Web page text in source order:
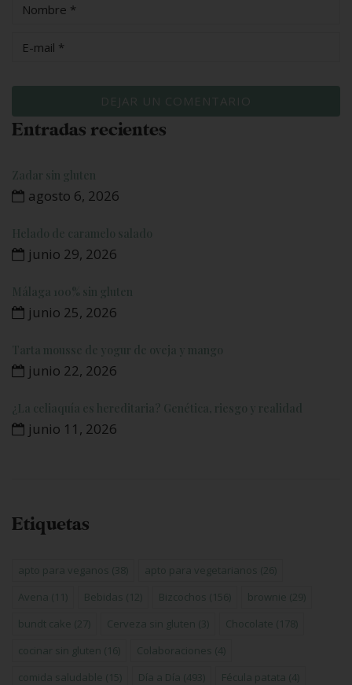
Entradas recientes
Zadar sin gluten
agosto 6, 2026
Helado de caramelo salado
junio 29, 2026
Málaga 100% sin gluten
junio 25, 2026
Tarta mousse de yogur de oveja y mango
junio 22, 2026
¿La celiaquía es hereditaria? Genética, riesgo y realidad
junio 11, 2026
Etiquetas
apto para veganos (38) apto para vegetarianos (26)
Avena (11) Bebidas (12) Bizcochos (156) brownie (29)
bundt cake (27) Cerveza sin gluten (3) Chocolate (178)
cocinar sin gluten (16) Colaboraciones (4)
comida saludable (15) Día a Día (493) Fécula patata (4)